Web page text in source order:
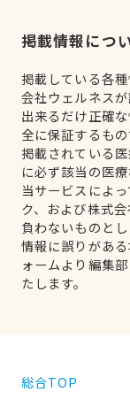
掲載情報につ
掲載している各
会社ウェルネス
出来るだけ正確
全に保証するもの
掲載されている
に必ず該当の医
当サービスによ
ク、および株式
負わないものとし
情報に誤りがあ
ォームより編集
たします。
総合TOP